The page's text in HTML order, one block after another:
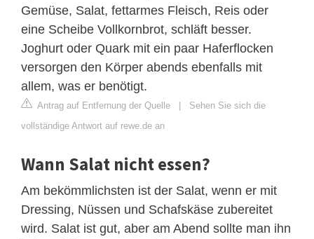
Gemüse, Salat, fettarmes Fleisch, Reis oder
eine Scheibe Vollkornbrot, schläft besser.
Joghurt oder Quark mit ein paar Haferflocken
versorgen den Körper abends ebenfalls mit
allem, was er benötigt.
Antrag auf Entfernung der Quelle | Sehen Sie sich die
vollständige Antwort auf rewe.de an
Wann Salat nicht essen?
Am bekömmlichsten ist der Salat, wenn er mit
Dressing, Nüssen und Schafskäse zubereitet
wird. Salat ist gut, aber am Abend sollte man ihn